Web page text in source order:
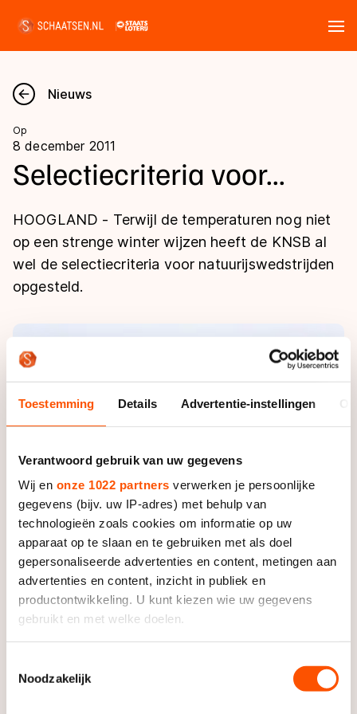
Toestemming Details Advertentie-instellingen
Verantwoord gebruik van uw gegevens
Wij en onze 1022 partners verwerken je persoonlijke
gegevens (bijv. uw IP-adres) met behulp van
technologieën zoals cookies om informatie op uw
apparaat op te slaan en te gebruiken met als doel
gepersonaliseerde advertenties en content, metingen aan
advertenties en content, inzicht in publiek en
productontwikkeling. U kunt kiezen wie uw gegevens
gebruikt en met welke doelen.
Informatie verzamelen over uw geografische locatie,
Noodzakelijk
Nieuws
Kalender
Marathon
Langebaan
Shorttrack
Inlineskaten
Kunstschaatsen
Schoonrijden
Uitslagen
Langebaan
Marathon
Inlineskaten
Kunstschaatsen
Historie & statistiek
De weg op
Inschrijven wedstrijden
Algemene Nederlandse Schaatstijd
Deze zomer de weg op
Waar kan ik schaatsen en skaten?
Schaatsfans
Evenementen
Tickets
Livestreams
Word schaatsfan!
Winacties
Olympische Spelen
Olympische Spelen
Medaille overzicht
Medaillespiegel
Olympische uitslagen
Van Jong tot Goud verhalen
Nieuws
Op
8 december 2011
Selectiecriteria voor...
HOOGLAND - Terwijl de temperaturen nog niet
op een strenge winter wijzen heeft de KNSB al
wel de selectiecriteria voor natuurijswedstrijden
opgesteld.